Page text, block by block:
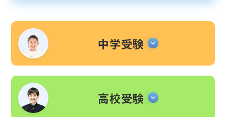
中学受験
高校受験